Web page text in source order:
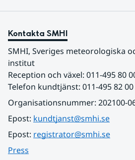
Kontakta SMHI
SMHI, Sveriges meteorologiska
institut
Reception och växel: 011-495 80
Telefon kundtjänst: 011-495 82 00
Organisationsnummer: 202100-
Epost: kundtjanst@smhi.se
Epost: registrator@smhi.se
Press